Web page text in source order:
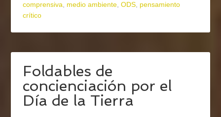
comprensiva, medio ambiente,ODS, pensamiento
crítico
Foldables de
concienciación por el
Día de la Tierra